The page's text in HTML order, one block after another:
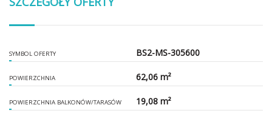
SYMBOL OFERTY BS2-MS-305600
POWIERZCHNIA 62,06 m²
POWIERZCHNIA BALKONÓW/TARASÓW 19,08 m²